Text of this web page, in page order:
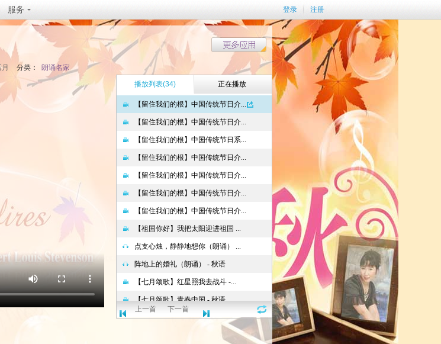
服务 登录 注册
分类：
朗诵名家
播放列表(34) 正在播放
上一首 下一首